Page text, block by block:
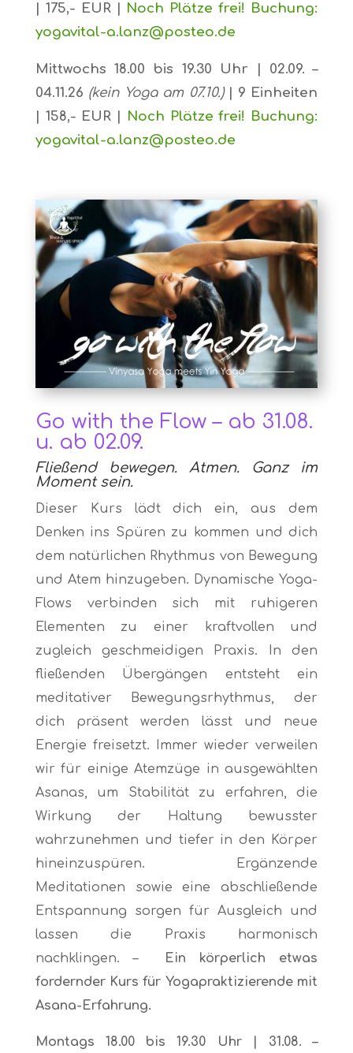
| 175,- EUR | Noch Plätze frei! Buchung:
yogavital-a.lanz@posteo.de
Mittwochs 18.00 bis 19.30 Uhr | 02.09. –
04.11.26 (kein Yoga am 07.10.) | 9 Einheiten
| 158,- EUR | Noch Plätze frei! Buchung:
yogavital-a.lanz@posteo.de
Go with the Flow – ab 31.08.
u. ab 02.09.
Fließend bewegen. Atmen. Ganz im
Moment sein.
Dieser Kurs lädt dich ein, aus dem
Denken ins Spüren zu kommen und dich
dem natürlichen Rhythmus von Bewegung
und Atem hinzugeben. Dynamische Yoga-
Flows verbinden sich mit ruhigeren
Elementen zu einer kraftvollen und
zugleich geschmeidigen Praxis. In den
fließenden Übergängen entsteht ein
meditativer Bewegungsrhythmus, der
dich präsent werden lässt und neue
Energie freisetzt. Immer wieder verweilen
wir für einige Atemzüge in ausgewählten
Asanas, um Stabilität zu erfahren, die
Wirkung der Haltung bewusster
wahrzunehmen und tiefer in den Körper
hineinzuspüren. Ergänzende
Meditationen sowie eine abschließende
Entspannung sorgen für Ausgleich und
lassen die Praxis harmonisch
nachklingen. –
Ein körperlich etwas
fordernder Kurs für Yogapraktizierende mit
Asana-Erfahrung.
Montags 18.00 bis 19.30 Uhr | 31.08. –